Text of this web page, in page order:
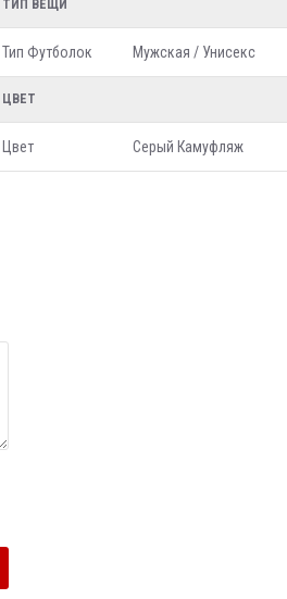
ТИП ВЕЩИ
Тип Футболок Мужская / Унисекс
ЦВЕТ
Цвет Серый Камуфляж